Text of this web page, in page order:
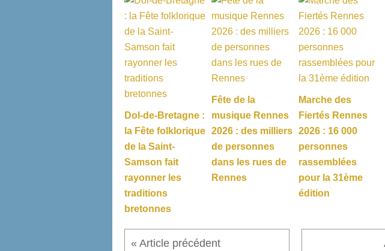
Dol-de-Bretagne :
la Fête folklorique
de la Saint-
Samson fait
rayonner les
traditions
bretonnes
Fête de la
musique Rennes
2026 : des milliers
de personnes
dans les rues de
Rennes
Marche des
Fiertés Rennes
2026 : 16 000
personnes
rassemblées
pour la 31ème
édition